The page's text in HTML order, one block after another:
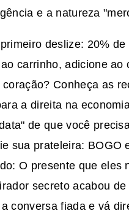
e a natureza
deslize: 20%
carrinho, adicione ao
Conheça as
a direita na
de que você
sua prateleira: BOGO
O presente que eles
secreto acabou
conversa fiada e vá